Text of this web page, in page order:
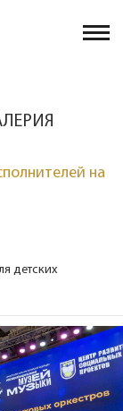
на
детских